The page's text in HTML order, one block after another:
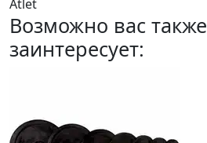
Atlet
Возможно вас также
заинтересует: